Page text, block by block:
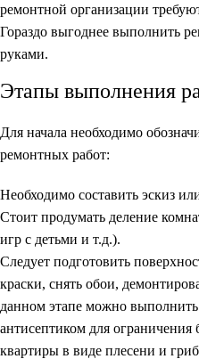
ремонтной организации
Гораздо выгоднее выполнить
руками.
Этапы выполнения
Для начала необходимо
ремонтных работ:
Необходимо составить эскиз
Стоит продумать деление
игр с детьми и т.д.).
Следует подготовить
краски, снять обои,
данном этапе можно выполнить
антисептиком для ограничения
квартиры в виде плесени и